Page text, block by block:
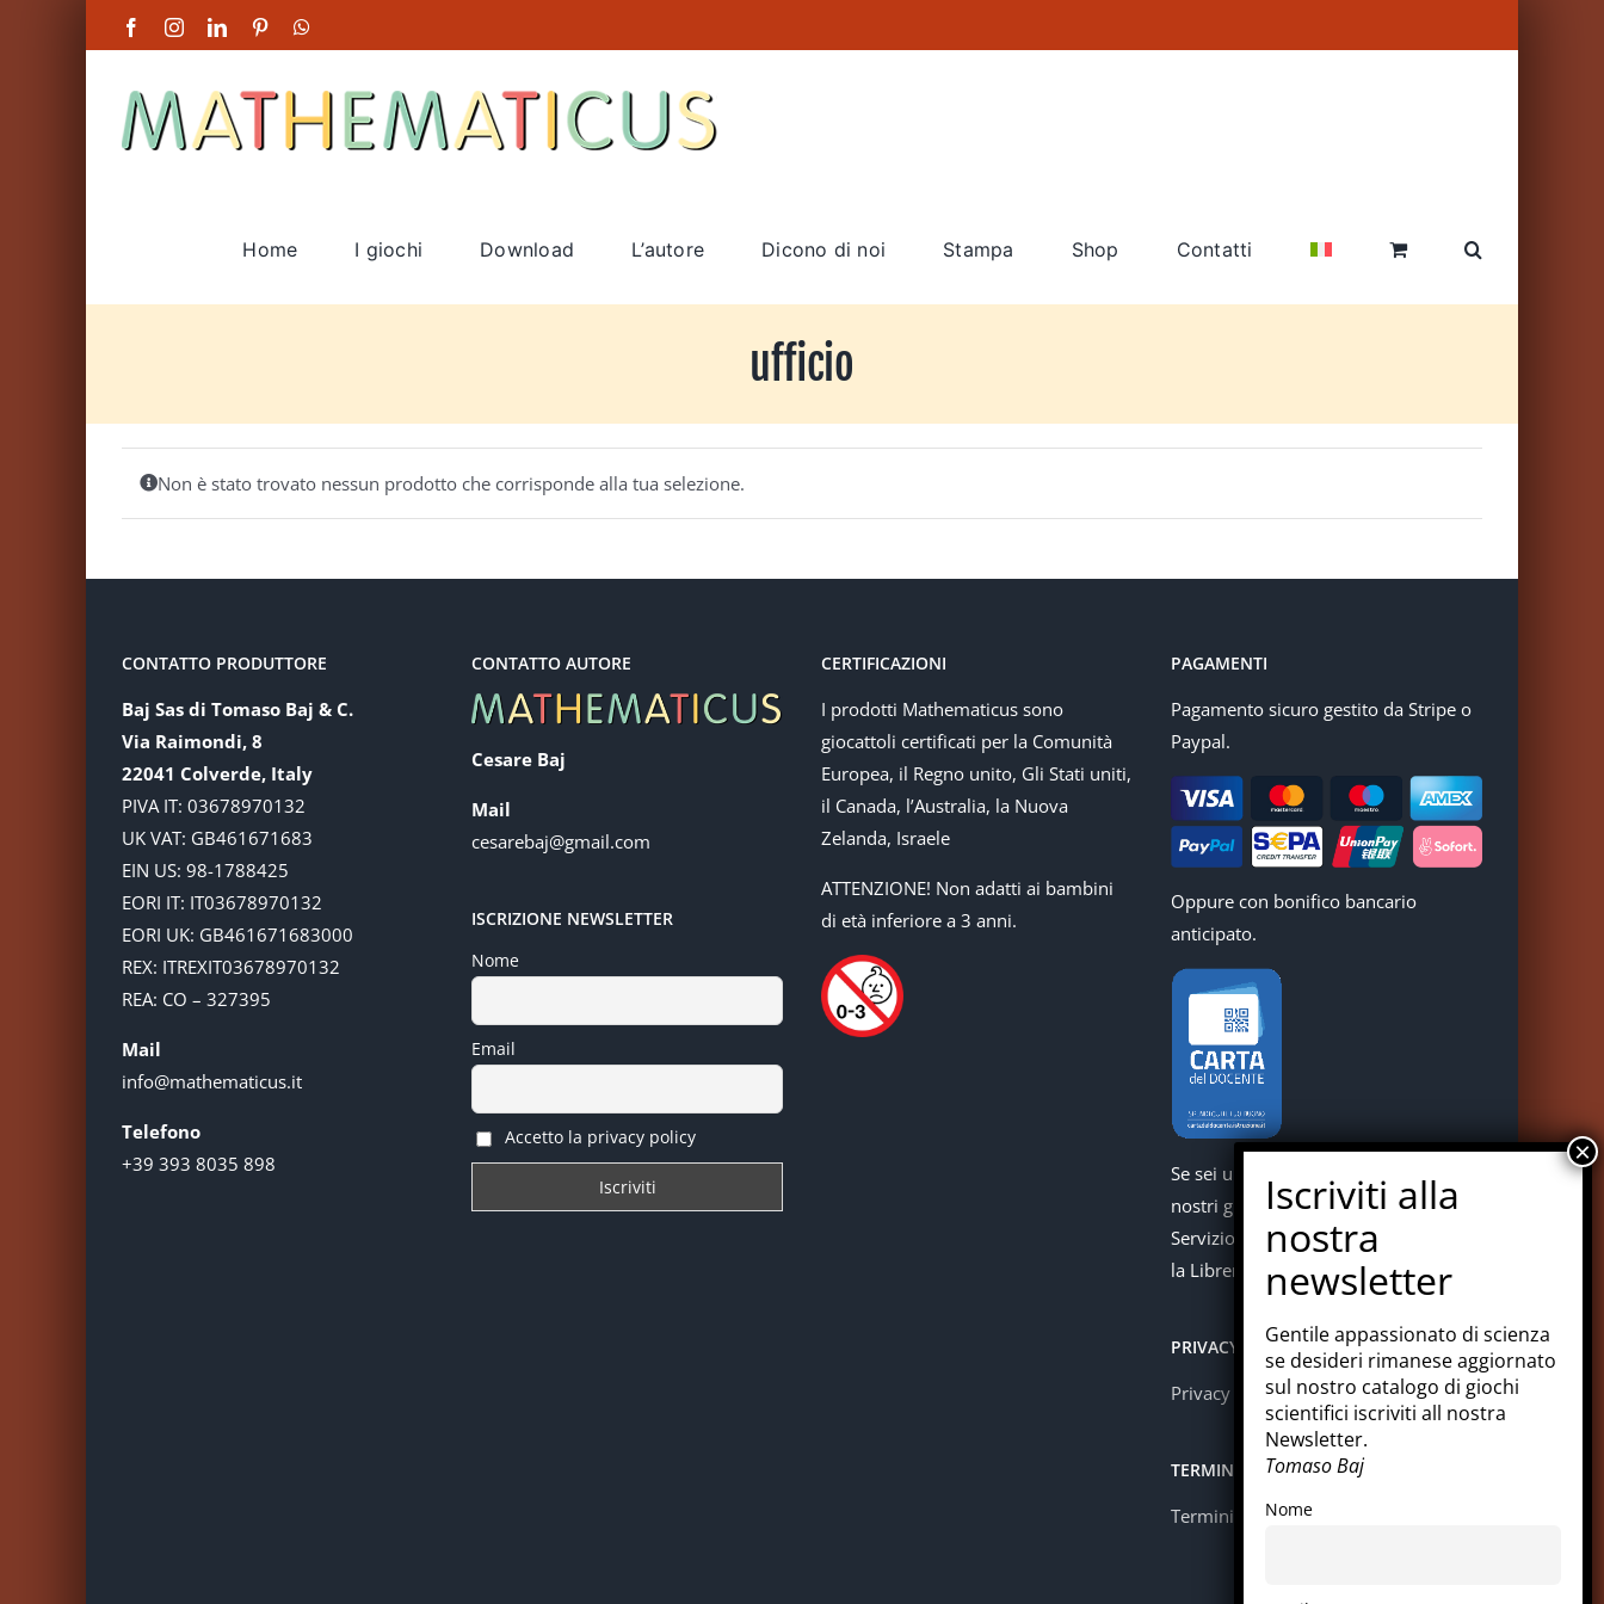
FacebookInstagramLinkedInPinterest
Home I giochi Download L’autore Dicono di noi Stampa Shop Contatti
ufficio
Non è stato trovato nessun prodotto che corrisponde alla tua selezione.
CONTATTO PRODUTTORE
Baj Sas di Tomaso Baj & C.
Via Raimondi, 8
22041 Colverde, Italy
PIVA IT: 03678970132
UK VAT: GB461671683
EIN US: 98-1788425
EORI IT: IT03678970132
EORI UK: GB461671683000
REX: ITREXIT03678970132
REA: CO – 327395
Mail
info@mathematicus.it
Telefono
+39 393 8035 898
CONTATTO AUTORE
Cesare Baj
Mail
cesarebaj@gmail.com
ISCRIZIONE NEWSLETTER
Nome
Email
Accetto la privacy policy
CERTIFICAZIONI
I prodotti Mathematicus sono
giocattoli certificati per la Comunità
Europea, il Regno unito, Gli Stati uniti,
il Canada, l’Australia, la Nuova
Zelanda, Israele
ATTENZIONE! Non adatti ai bambini
di età inferiore a 3 anni.
PAGAMENTI
Pagamento sicuro gestito da Stripe o
Paypal.
Oppure con bonifico bancario
anticipato.
Se sei un docente puoi acquistare i
nostri giochi con la carta del docente.
Servizio offerto in collaborazione con
la Libreria Colosi di Messina.
PRIVACY
Privacy policy
TERMINI E CONDIZIONI
Termini e condizioni
Gentile appassionato di scienza
se desideri rimanese aggiornato
sul nostro catalogo di giochi
scientifici iscriviti all nostra
Newsletter.
Tomaso Baj
Nome